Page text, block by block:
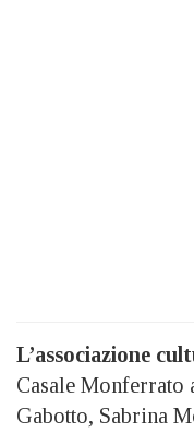
L’associazione
Casale Monferrato
Gabotto, Sabrina